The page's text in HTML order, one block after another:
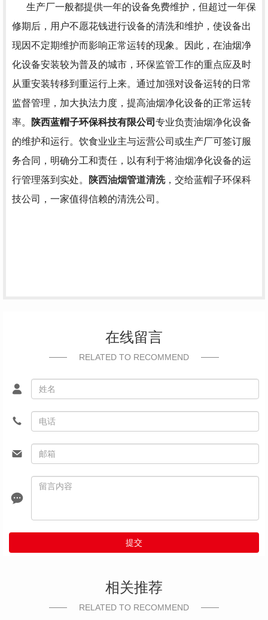
生产厂一般都提供一年的设备免费维护，但超过一年保
修期后，用户不愿花钱进行设备的清洗和维护，使设备出
现因不定期维护而影响正常运转的现象。因此，在油烟净
化设备安装较为普及的城市，环保监管工作的重点应及时
从重安装转移到重运行上来。通过加强对设备运转的日常
监督管理，加大执法力度，提高油烟净化设备的正常运转
率。
陕西蓝帽子环保科技有限公司 专业负责油烟净化设备
的维护和运行。饮食业业主与运营公司或生产厂可签订服
务合同，明确分工和责任，以有利于将油烟净化设备的运
行管理落到实处。
陕西油烟管道清洗，交给蓝帽子环保科
技公司，一家值得信赖的清洗公司。
在线留言
RELATED TO RECOMMEND
提交
相关推荐
RELATED TO RECOMMEND